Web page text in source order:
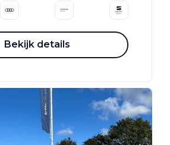
Bekijk details